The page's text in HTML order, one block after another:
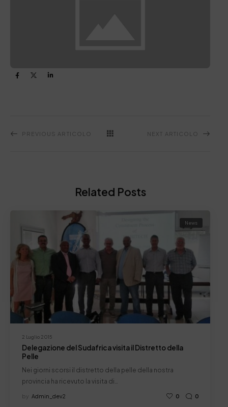
PREVIOUS ARTICOLO NEXT ARTICOLO
Related Posts
2 Luglio 2015
News
Delegazione del Sudafrica visita il Distretto della
Pelle
Nei giorni scorsi il distretto della pelle della nostra
provincia ha ricevuto la visita di…
by Admin_dev2 0 0